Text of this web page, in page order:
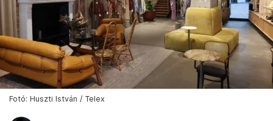
Fotó: Huszti István / Telex